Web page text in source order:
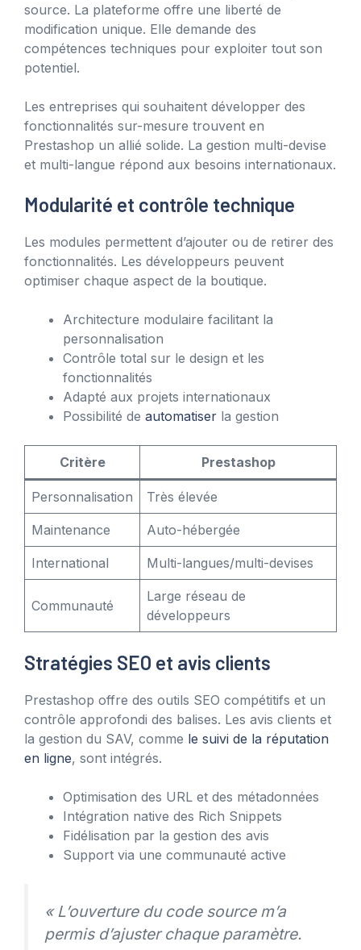
source. La plateforme offre une liberté de
modification unique. Elle demande des
compétences techniques pour exploiter tout son
potentiel.
Les entreprises qui souhaitent développer des
fonctionnalités sur-mesure trouvent en
Prestashop un allié solide. La gestion multi-devise
et multi-langue répond aux besoins internationaux.
Modularité et contrôle technique
Les modules permettent d’ajouter ou de retirer des
fonctionnalités. Les développeurs peuvent
optimiser chaque aspect de la boutique.
Architecture modulaire facilitant la
personnalisation
Contrôle total sur le design et les
fonctionnalités
Adapté aux projets internationaux
Possibilité de automatiser la gestion
Critère Prestashop
Personnalisation Très élevée
Maintenance Auto-hébergée
International Multi-langues/multi-devises
Communauté
Large réseau de
développeurs
Stratégies SEO et avis clients
Prestashop offre des outils SEO compétitifs et un
contrôle approfondi des balises. Les avis clients et
la gestion du SAV, comme le suivi de la réputation
en ligne, sont intégrés.
Optimisation des URL et des métadonnées
Intégration native des Rich Snippets
Fidélisation par la gestion des avis
Support via une communauté active
« L’ouverture du code source m’a
permis d’ajuster chaque paramètre.